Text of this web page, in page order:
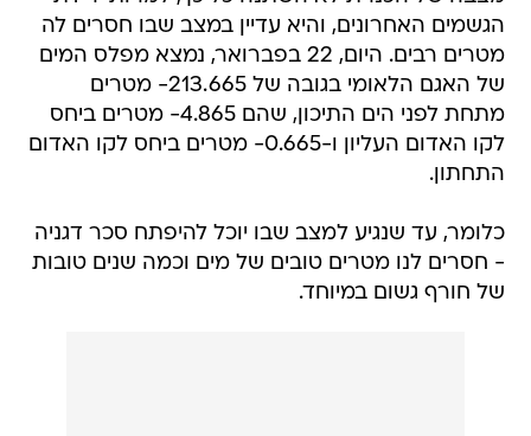
הגשמים האחרונים, והיא עדיין במצב שבו חסרים לה
מטרים רבים. היום, 22 בפברואר, נמצא מפלס המים
של האגם הלאומי בגובה של 213.665- מטרים
מתחת לפני הים התיכון, שהם 4.865- מטרים ביחס
לקו האדום העליון ו-0.665- מטרים ביחס לקו האדום
התחתון.
כלומר, עד שנגיע למצב שבו יוכל להיפתח סכר דגניה
- חסרים לנו מטרים טובים של מים וכמה שנים טובות
של חורף גשום במיוחד.